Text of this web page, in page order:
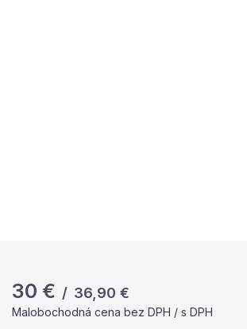
30 € / 36,90 €
Malobochodná cena bez DPH / s DPH